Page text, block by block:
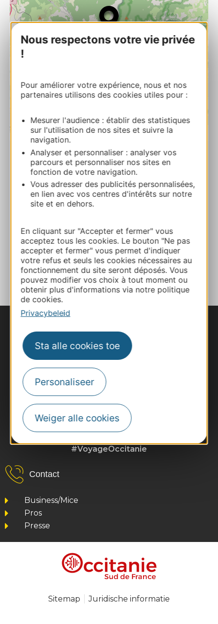
Nous respectons votre vie privée
!
Pour améliorer votre expérience, nous et nos
partenaires utilisons des cookies utiles pour :
Mesurer l'audience : établir des statistiques
sur l'utilisation de nos sites et suivre la
navigation.
Analyser et personnaliser : analyser vos
parcours et personnaliser nos sites en
fonction de votre navigation.
Vous adresser des publicités personnalisées,
en lien avec vos centres d'intérêts sur notre
site et en dehors.
En cliquant sur "Accepter et fermer" vous
acceptez tous les cookies. Le bouton "Ne pas
accepter et fermer" vous permet d'indiquer
votre refus et seuls les cookies nécessaires au
fonctionnement du site seront déposés. Vous
pouvez modifier vos choix à tout moment ou
obtenir plus d'informations via notre politique
de cookies.
Privacybeleid
Sta alle cookies toe
Personaliseer
Weiger alle cookies
Leaflet| Map data ©OpenStreetMap contributors
RESERVEREN
Les Arts du Vide – Escalade
12520 AGUESSAC
Bereken uw route
TOEVOEGEN
AAN NOTITIEBOEKJE
#VoyageOccitanie
Contact
Business/Mice
Pros
Presse
Sitemap Juridische informatie